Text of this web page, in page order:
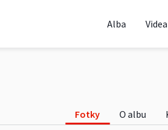
Alba Videa
Fotky O albu